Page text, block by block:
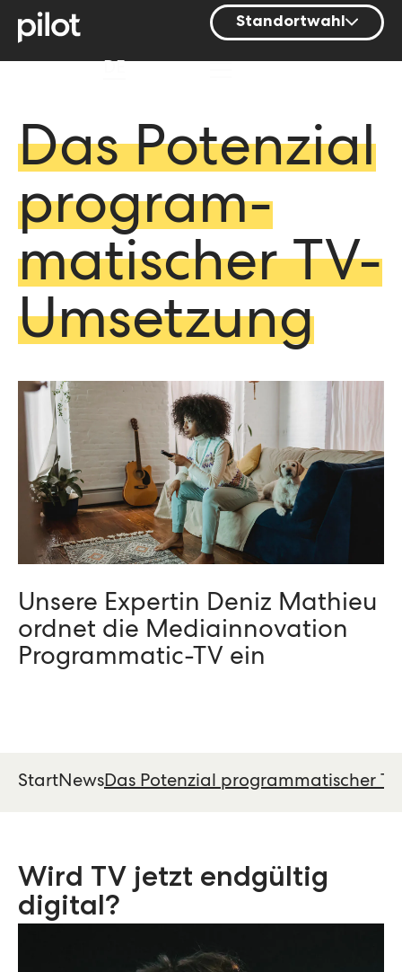
Standortwahl
Berlin
Mainz
München
Nürnberg
Stuttgart
Das Potenzial
program­
matischer TV-
Umsetzung
Unsere Expertin Deniz Mathieu
ordnet die Mediainnovation
Programmatic-TV ein
StartNewsDas Potenzial programmatischer
Wird TV jetzt endgültig
digital?